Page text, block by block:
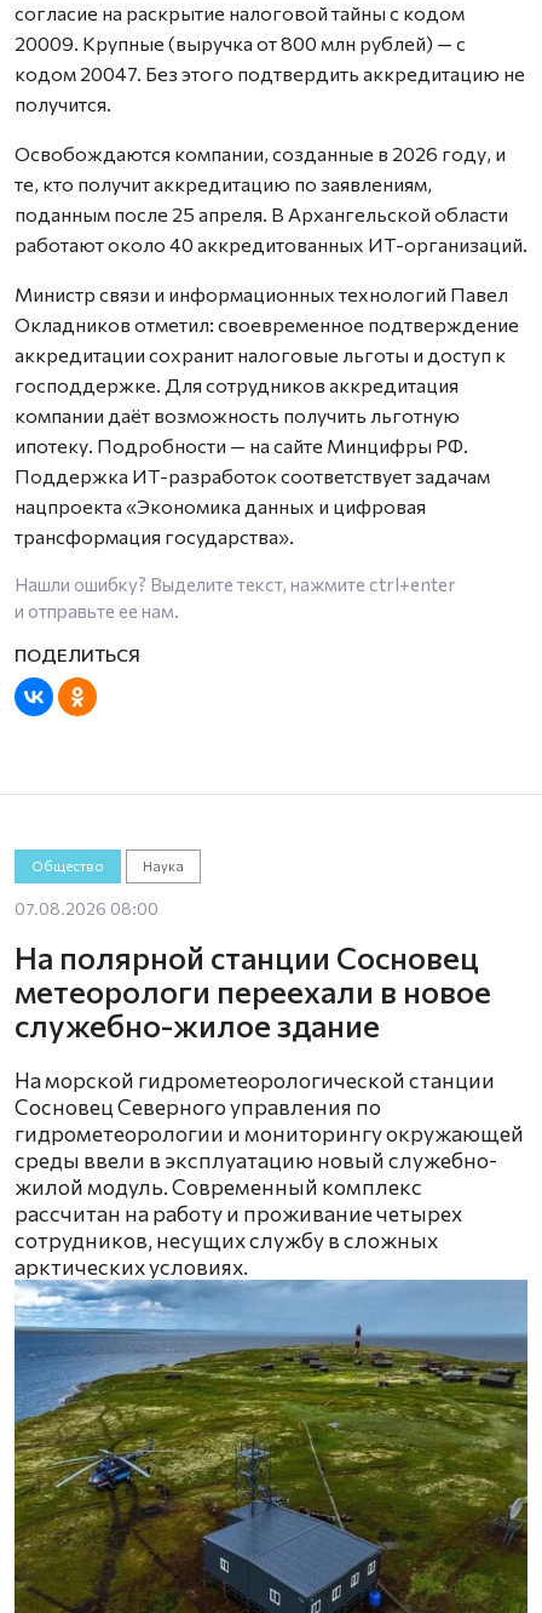
согласие на раскрытие налоговой тайны с кодом
20009. Крупные (выручка от 800 млн рублей) — с
кодом 20047. Без этого подтвердить аккредитацию не
получится.
Освобождаются компании, созданные в 2026 году, и
те, кто получит аккредитацию по заявлениям,
поданным после 25 апреля. В Архангельской области
работают около 40 аккредитованных ИТ-организаций.
Министр связи и информационных технологий Павел
Окладников отметил: своевременное подтверждение
аккредитации сохранит налоговые льготы и доступ к
господдержке. Для сотрудников аккредитация
компании даёт возможность получить льготную
ипотеку. Подробности — на сайте Минцифры РФ.
Поддержка ИТ-разработок соответствует задачам
нацпроекта «Экономика данных и цифровая
трансформация государства».
Нашли ошибку? Выделите текст, нажмите ctrl+enter
и отправьте ее нам.
Общество Наука
07.08.2026 08:00
На полярной станции Сосновец
метеорологи переехали в новое
служебно-жилое здание
На морской гидрометеорологической станции
Сосновец Северного управления по
гидрометеорологии и мониторингу окружающей
среды ввели в эксплуатацию новый служебно-
жилой модуль. Современный комплекс
рассчитан на работу и проживание четырех
сотрудников, несущих службу в сложных
арктических условиях.